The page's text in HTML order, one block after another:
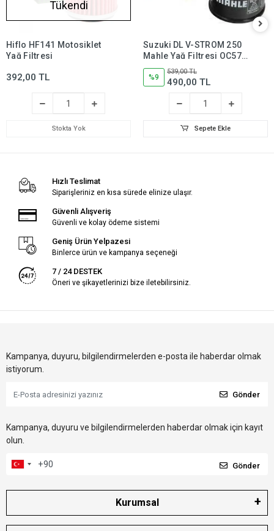
Tükendi
Hiflo HF141 Motosiklet
Yağ Filtresi
392,00 TL
Stokta Yok
Suzuki DL V-STROM 250
Mahle Yağ Filtresi OC574,
dl250,dlv250
%9
539,00 TL
490,00 TL
Sepete Ekle
Hızlı Teslimat
Siparişleriniz en kısa sürede elinize ulaşır.
Güvenli Alışveriş
Güvenli ve kolay ödeme sistemi
Geniş Ürün Yelpazesi
Binlerce ürün ve kampanya seçeneği
7 / 24 DESTEK
Öneri ve şikayetlerinizi bize iletebilirsiniz.
Kampanya, duyuru, bilgilendirmelerden e-posta ile haberdar olmak
istiyorum.
Gönder
Kampanya, duyuru ve bilgilendirmelerden haberdar olmak için kayıt
olun.
Gönder
Kurumsal